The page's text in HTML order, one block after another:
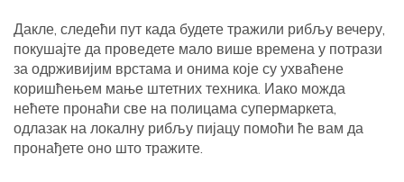
Дакле, следећи пут када будете тражили рибљу вечеру,
покушајте да проведете мало више времена у потрази
за одрживијим врстама и онима које су ухваћене
коришћењем мање штетних техника. Иако можда
нећете пронаћи све на полицама супермаркета,
одлазак на локалну рибљу пијацу помоћи ће вам да
пронађете оно што тражите.